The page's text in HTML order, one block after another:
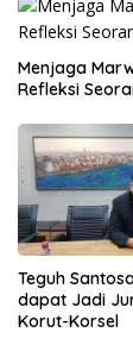
Menjaga
Refleksi
Teguh
dapat Jadi
Korut-Korsel